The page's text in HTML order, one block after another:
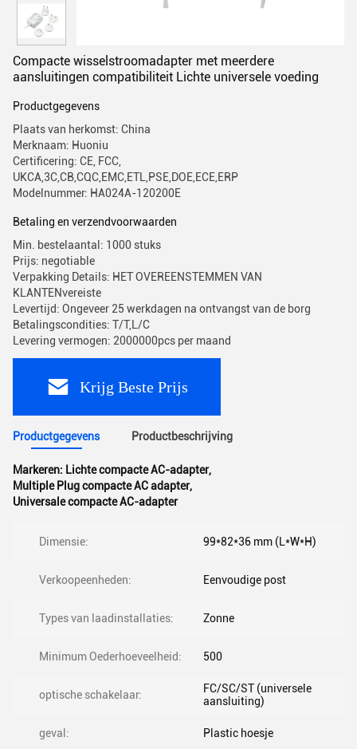
Compacte wisselstroomadapter met meerdere
aansluitingen compatibiliteit Lichte universele voeding
Productgegevens
Plaats van herkomst: China
Merknaam: Huoniu
Certificering: CE, FCC,
UKCA,3C,CB,CQC,EMC,ETL,PSE,DOE,ECE,ERP
Modelnummer: HA024A-120200E
Betaling en verzendvoorwaarden
Min. bestelaantal: 1000 stuks
Prijs: negotiable
Verpakking Details: HET OVEREENSTEMMEN VAN
KLANTENvereiste
Levertijd: Ongeveer 25 werkdagen na ontvangst van de borg
Betalingscondities: T/T,L/C
Levering vermogen: 2000000pcs per maand
Krijg Beste Prijs
Productgegevens Productbeschrijving
Markeren: Lichte compacte AC-adapter,
Multiple Plug compacte AC adapter,
Universale compacte AC-adapter
Dimensie: 99*82*36 mm (L*W*H)
Verkoopeenheden: Eenvoudige post
Types van laadinstallaties: Zonne
Minimum Oederhoeveelheid: 500
optische schakelaar:
FC/SC/ST (universele
aansluiting)
geval: Plastic hoesje